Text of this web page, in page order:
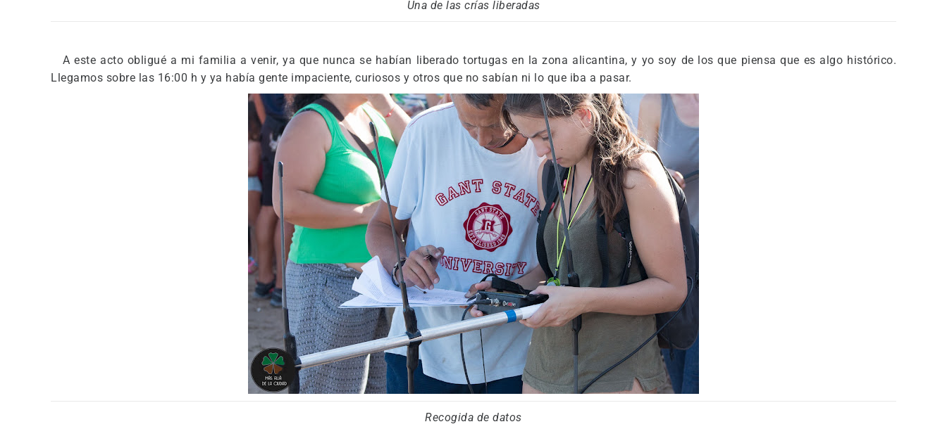
Una de las crías liberadas
A este acto obligué a mi familia a venir, ya que nunca se habían liberado tortugas en la zona alicantina, y yo soy de los que piensa que es algo histórico.
Llegamos sobre las 16:00 h y ya había gente impaciente, curiosos y otros que no sabían ni lo que iba a pasar.
Recogida de datos